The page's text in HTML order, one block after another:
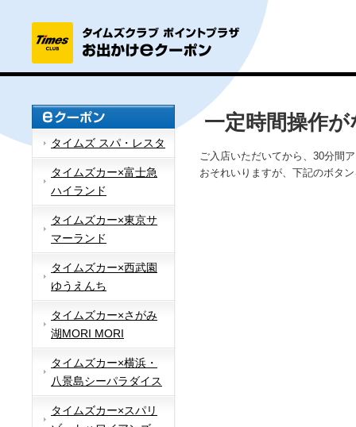
タイムズ スパ・レスタ
タイムズカー×富士急
ハイランド
タイムズカー×東京サ
マーランド
タイムズカー×西武園
ゆうえんち
タイムズカー×さがみ
湖MORI MORI
タイムズカー×横浜・
八景島シーパラダイス
タイムズカー×スパリ
一定時間操作
ご入店いただいてから、30分間
おそれいりますが、下記のボタ